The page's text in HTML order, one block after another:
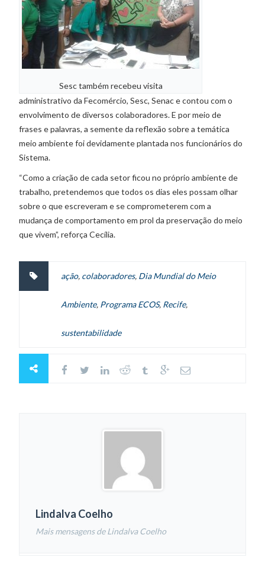
Sesc também recebeu visita
administrativo da Fecomércio, Sesc, Senac e contou com o
envolvimento de diversos colaboradores. E por meio de
frases e palavras, a semente da reflexão sobre a temática
meio ambiente foi devidamente plantada nos funcionários do
Sistema.
“Como a criação de cada setor ficou no próprio ambiente de
trabalho, pretendemos que todos os dias eles possam olhar
sobre o que escreveram e se comprometerem com a
mudança de comportamento em prol da preservação do meio
que vivem”, reforça Cecília.
ação, colaboradores, Dia Mundial do Meio
Ambiente, Programa ECOS, Recife,
sustentabilidade
Lindalva Coelho
Mais mensagens de Lindalva Coelho